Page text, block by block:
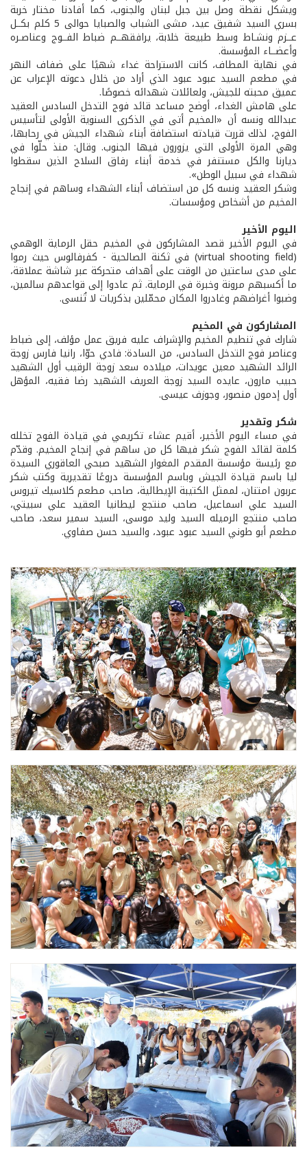
ويشكل نقطة وصل بين جبل لبنان والجنوب، كما أفادنا مختار خربة
بسري السيد شفيق عيد، مشى الشباب والصبايا حوالى 5 كلم بكــل
عــزم ونشـاط وسط طبيعة خلابة، يرافقهــم ضباط الفــوج وعناصـره
وأعضــاء المؤسسة.
في نهاية المطاف، كانت الاستراحة غداء شهيًا على ضفاف النهر
في مطعم السيد عبود عبود الذي أراد من خلال دعوته الإعراب عن
عميق محبته للجيش، ولعائلات شهدائه خصوصًا.
على هامش الغداء، أوضح مساعد قائد فوج التدخل السادس العقيد
عبدالله ونسه أن «المخيم أتى في الذكرى السنوية الأولى لتأسيس
الفوج، لذلك قررت قيادته استضافة أبناء شهداء الجيش في رحابها،
وهي المرة الأولى التي يزورون فيها الجنوب. وقال: منذ حلّوا في
ديارنا والكل مستنفر في خدمة أبناء رفاق السلاح الذين سقطوا
شهداء في سبيل الوطن».
وشكر العقيد ونسه كل من استضاف أبناء الشهداء وساهم في إنجاح
المخيم من أشخاص ومؤسسات.
اليوم الأخير
في اليوم الأخير قصد المشاركون في المخيم حقل الرماية الوهمي
(virtual shooting field) في ثكنة الصالحية - كفرفالوس حيث رموا
على مدى ساعتين من الوقت على أهداف متحركة عبر شاشة عملاقة،
ما أكسبهم مرونة وخبرة في الرماية. ثم عادوا إلى قواعدهم سالمين،
وضبوا أغراضهم وغادروا المكان محمّلين بذكريات لا تُنسى.
المشاركون في المخيم
شارك في تنطيم المخيم والإشراف عليه فريق عمل مؤلف، إلى ضباط
وعناصر فوج التدخل السادس، من السادة: فادي حوّا، رانيا فارس زوجة
الرائد الشهيد معين عويدات، ميلاده سعد زوجة الرقيب أول الشهيد
حبيب مارون، عايده السيد زوجة العريف الشهيد رضا فقيه، المؤهل
أول إدمون منصور، وجوزف عيسى.
شكر وتقدير
في مساء اليوم الأخير، أقيم عشاء تكريمي في قيادة الفوج تخلله
كلمة لقائد الفوج شكر فيها كل من ساهم في إنجاح المخيم. وقدّم
مع رئيسة مؤسسة المقدم المغوار الشهيد صبحي العاقوري السيدة
ليا باسم قيادة الجيش وباسم المؤسسة دروعًا تقديرية وكتب شكر
عربون امتنان، لممثل الكتيبة الإيطالية، صاحب مطعم كلاسيك تيروس
السيد علي اسماعيل، صاحب منتجع ليطانيا العقيد علي سبيتي،
صاحب منتجع الرميله السيد وليد موسى، السيد سمير سعد، صاحب
مطعم أبو طوني السيد عبود عبود، والسيد حسن صفاوي.